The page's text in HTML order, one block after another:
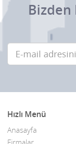
Hızlı Menü
Anasayfa